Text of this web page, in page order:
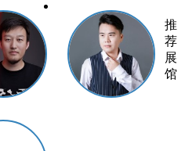
推
荐
展
馆